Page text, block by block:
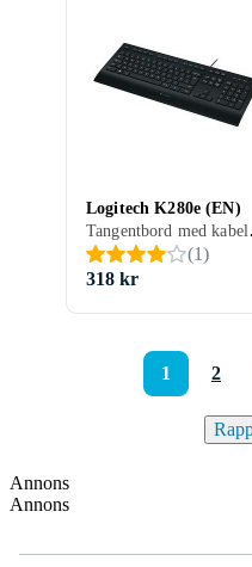
Logitech K280e (EN)
(1)
318 kr
1 2
Annons
Annons